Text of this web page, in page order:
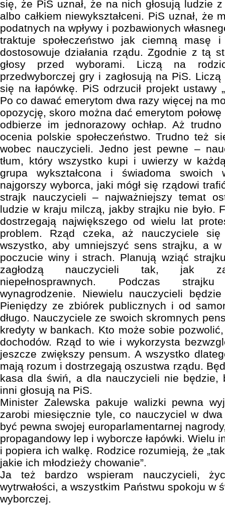
się, że PiS uznał, że na nich głosują ludzie
albo całkiem niewykształceni. PiS uznał, że
podatnych na wpływy i pozbawionych
traktuje społeczeństwo jak ciemną masę
dostosowuje działania rządu. Zgodnie z tą
głosy przed wyborami. Liczą na
przedwyborczej gry i zagłosują na PiS.
się na łapówkę. PiS odrzucił projekt ustawy
Po co dawać emerytom dwa razy więcej na
opozycję, skoro można dać emerytom
odbierze im jednorazowy ochłap. Aż
ocenia polskie społeczeństwo. Trudno też
wobec nauczycieli. Jedno jest pewne –
tłum, który wszystko kupi i uwierzy w
grupa wykształcona i świadoma swoich
najgorszy wyborca, jaki mógł się rządowi
strajk nauczycieli – najważniejszy temat
ludzie w kraju milczą, jakby strajku nie było.
dostrzegają największego od wielu lat
problem. Rząd czeka, aż nauczyciele się
wszystko, aby umniejszyć sens strajku, a w
poczucie winy i strach. Planują wziąć
zagłodzą nauczycieli tak, jak
niepełnosprawnych. Podczas
wynagrodzenie. Niewielu nauczycieli
Pieniędzy ze zbiórek publicznych i od
długo. Nauczyciele ze swoich skromnych
kredyty w bankach. Kto może sobie
dochodów. Rząd to wie i wykorzysta
jeszcze zwiększy pensum. A wszystko
mają rozum i dostrzegają oszustwa rządu.
kasa dla świń, a dla nauczycieli nie będzie,
inni głosują na PiS.
Minister Zalewska pakuje walizki pewna
zarobi miesięcznie tyle, co nauczyciel w
być pewna swojej europarlamentarnej
propagandowy lep i wyborcze łapówki. Wielu
i popiera ich walkę. Rodzice rozumieją, że
jakie ich młodzieży chowanie”.
Ja też bardzo wspieram nauczycieli,
wytrwałości, a wszystkim Państwu spokoju w
wyborczej.